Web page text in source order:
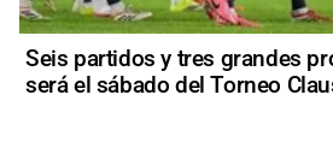
Seis partidos y tres grandes
será el sábado del Torneo